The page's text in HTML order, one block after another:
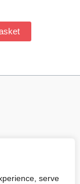
serve